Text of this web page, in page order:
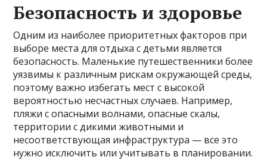
Безопасность и здоровье
Одним из наиболее приоритетных факторов при
выборе места для отдыха с детьми является
безопасность. Маленькие путешественники более
уязвимы к различным рискам окружающей среды,
поэтому важно избегать мест с высокой
вероятностью несчастных случаев. Например,
пляжи с опасными волнами, опасные скалы,
территории с дикими животными и
несоответствующая инфраструктура — все это
нужно исключить или учитывать в планировании.